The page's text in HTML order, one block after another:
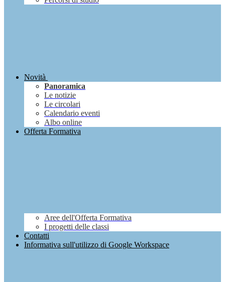
Novità
Panoramica
Le notizie
Le circolari
Calendario eventi
Albo online
Offerta Formativa
Aree dell'Offerta Formativa
I progetti delle classi
Contatti
Informativa sull'utilizzo di Google Workspace